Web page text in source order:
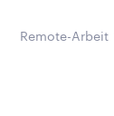
Remote-Arbeit